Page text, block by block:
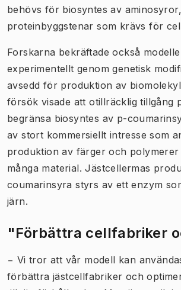
behövs för biosyntes av
proteinbyggstenar som krävs för
Forskarna bekräftade också
experimentellt genom genetisk
avsedd för produktion av
försök visade att otillräcklig tillgång
begränsa biosyntes av p-
av stort kommersiellt intresse som
produktion av färger och polymerer
många material. Jästcellermas
coumarinsyra styrs av ett enzym
järn.
"Förbättra cellfabriker
− Vi tror att vår modell kan
förbättra jästcellfabriker och